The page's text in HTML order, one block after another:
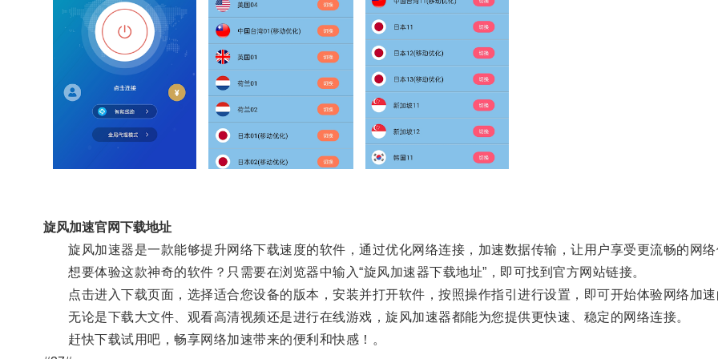
旋风加速官网下载地址
旋风加速器是一款能够提升网络下载速度的软件，通过优化网络连接，加速数据传输，让用户享受更流畅的网络
想要体验这款神奇的软件？只需要在浏览器中输入“旋风加速器下载地址”，即可找到官方网站链接。
点击进入下载页面，选择适合您设备的版本，安装并打开软件，按照操作指引进行设置，即可开始体验网络加速
无论是下载大文件、观看高清视频还是进行在线游戏，旋风加速器都能为您提供更快速、稳定的网络连接。
赶快下载试用吧，畅享网络加速带来的便利和快感！。